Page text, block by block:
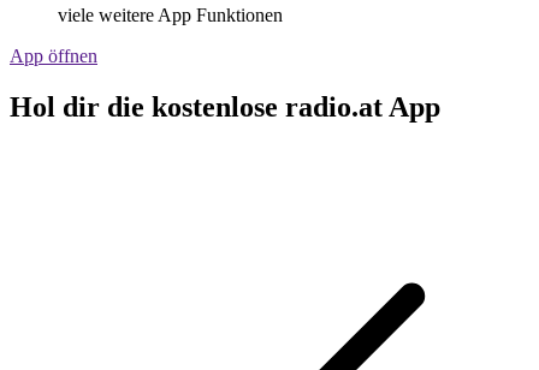
viele weitere App Funktionen
App öffnen
Hol dir die kostenlose radio.at App